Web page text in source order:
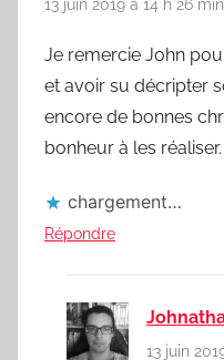
13 juin 2019 à 14 h 26 min
Je remercie John
et avoir su décripter
encore de bonnes
bonheur à les réaliser.
chargement…
Répondre
13 juin